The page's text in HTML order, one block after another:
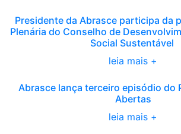
Presidente da Abrasce participa da
Plenária do Conselho de
Social Sustentável
leia mais +
Abrasce lança terceiro episódio do
Abertas
leia mais +